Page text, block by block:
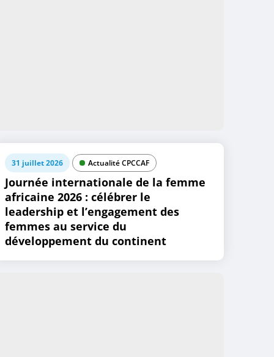
31 juillet 2026 Actualité CPCCAF
Journée internationale de la femme
africaine 2026 : célébrer le
leadership et l’engagement des
femmes au service du
développement du continent